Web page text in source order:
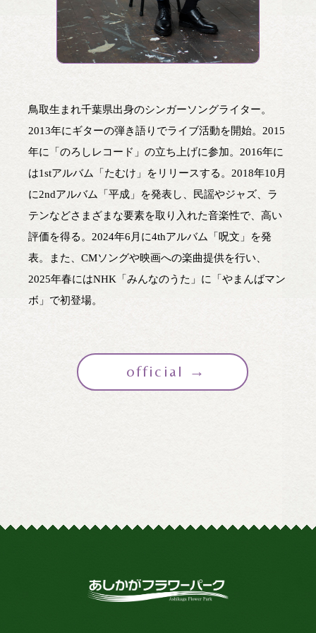
鳥取生まれ千葉県出身のシンガーソングライター。
2013年にギターの弾き語りでライブ活動を開始。2015
年に「のろしレコード」の立ち上げに参加。2016年に
は1stアルバム「たむけ」をリリースする。2018年10月
に2ndアルバム「平成」を発表し、民謡やジャズ、ラ
テンなどさまざまな要素を取り入れた音楽性で、高い
評価を得る。2024年6月に4thアルバム「呪文」を発
表。また、CMソングや映画への楽曲提供を行い、
2025年春にはNHK「みんなのうた」に「やまんばマン
ボ」で初登場。
official →